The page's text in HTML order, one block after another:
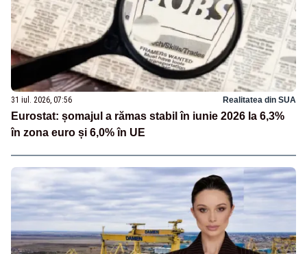
31 iul. 2026, 07:56 Realitatea din SUA
Eurostat: șomajul a rămas stabil în iunie 2026 la 6,3%
în zona euro și 6,0% în UE